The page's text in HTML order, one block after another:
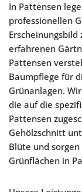
In Pattensen
professionellen
erfahrenen
Pattensen
Baumpflege für
Grünanlagen.
die auf die
Pattensen
Gehölzschnitt
Blüte und
Grünflächen in